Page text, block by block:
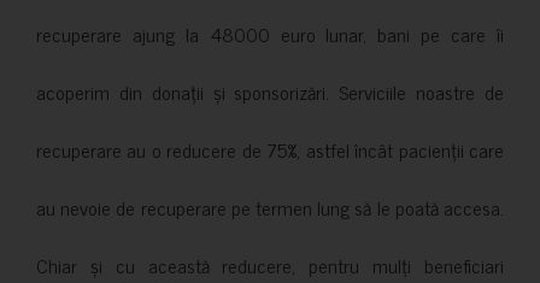
recuperare ajung la 48000 euro lunar, bani pe care îi
acoperim din donații și sponsorizări. Serviciile noastre de
recuperare au o reducere de 75%, astfel încât pacienții care
au nevoie de recuperare pe termen lung să le poată accesa.
Chiar și cu această reducere, pentru mulți beneficiari